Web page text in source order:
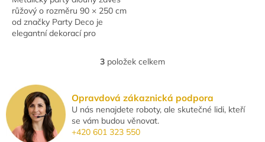
růžový o rozměru 90 × 250 cm
od značky Party Deco je
elegantní dekorací pro
O
á
d
a
c
3 položek celkem
Opravdová zákaznická podpora
U nás nenajdete roboty, ale skutečné lidi, kteří
se vám budou věnovat.
+420 601 323 550